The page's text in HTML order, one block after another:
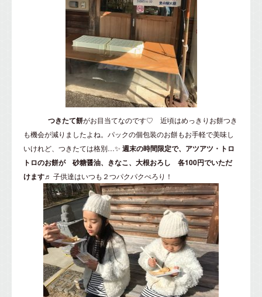
つきたて餅がお目当てなのです♡ 近頃はめっきりお餅つき
も機会が減りましたよね。パックの個包装のお餅もお手軽で美味し
いけれど、つきたては格別…✨ 週末の時間限定で、アツアツ・トロ
トロのお餅が 砂糖醤油、きなこ、大根おろし 各100円でいただ
けます♬ 子供達はいつも２つパクパクぺろり！